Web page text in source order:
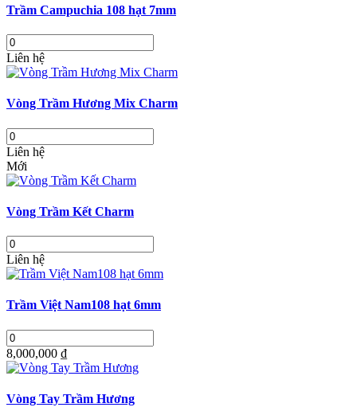
Trầm Campuchia 108 hạt 7mm
Liên hệ
Vòng Trầm Hương Mix Charm
Liên hệ
Mới
Vòng Trầm Kết Charm
Liên hệ
Trầm Việt Nam108 hạt 6mm
8,000,000 ₫
Vòng Tay Trầm Hương